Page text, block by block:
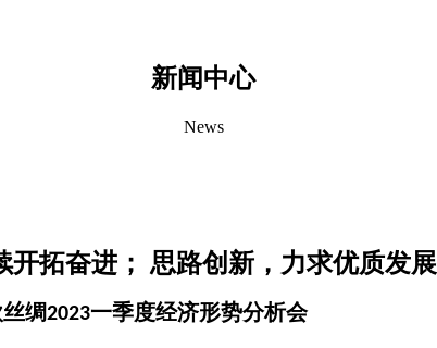
新闻中心
News
拓奋进； 思路创新，力求优质发展
绸2023一季度经济形势分析会